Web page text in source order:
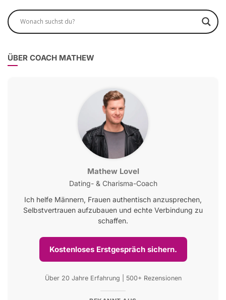
ÜBER COACH MATHEW
Mathew Lovel
Dating- & Charisma-Coach
Ich helfe Männern, Frauen authentisch anzusprechen,
Selbstvertrauen aufzubauen und echte Verbindung zu
schaffen.
Kostenloses Erstgespräch sichern.
Über 20 Jahre Erfahrung | 500+ Rezensionen